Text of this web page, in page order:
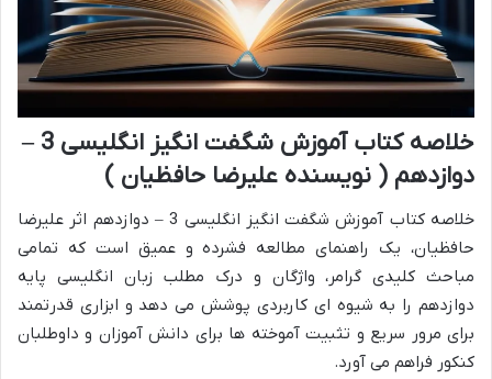
خلاصه کتاب آموزش شگفت انگیز انگلیسی 3 –
دوازدهم ( نویسنده علیرضا حافظیان )
خلاصه کتاب آموزش شگفت انگیز انگلیسی 3 – دوازدهم اثر علیرضا
حافظیان، یک راهنمای مطالعه فشرده و عمیق است که تمامی
مباحث کلیدی گرامر، واژگان و درک مطلب زبان انگلیسی پایه
دوازدهم را به شیوه ای کاربردی پوشش می دهد و ابزاری قدرتمند
برای مرور سریع و تثبیت آموخته ها برای دانش آموزان و داوطلبان
کنکور فراهم می آورد.